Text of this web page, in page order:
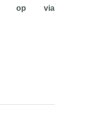
op via